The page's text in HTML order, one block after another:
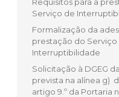
Serviço de
Formalização da
prestação do Serviço
Interruptibilidade
Solicitação à DGEG
prevista na alínea g)
artigo 9.º da Portaria